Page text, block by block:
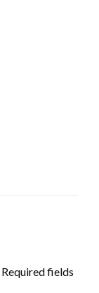
Required fields